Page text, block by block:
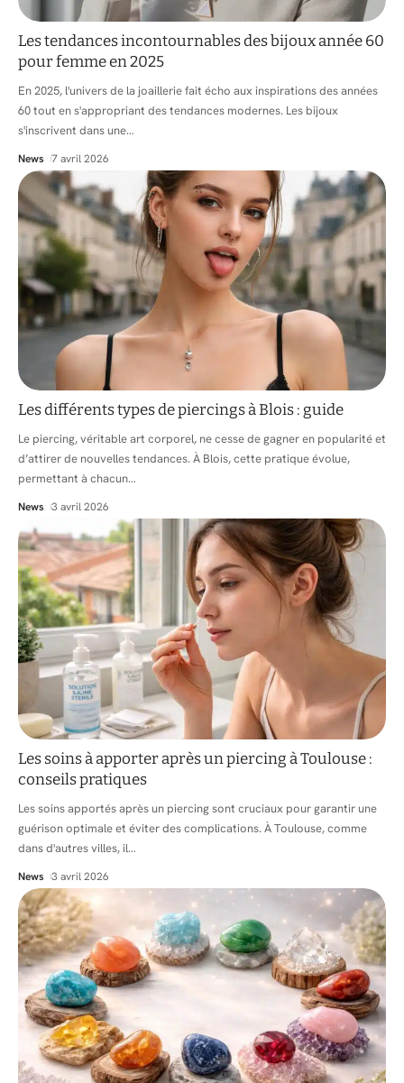
Les tendances incontournables des bijoux année 60
pour femme en 2025
En 2025, l'univers de la joaillerie fait écho aux inspirations des années
60 tout en s'appropriant des tendances modernes. Les bijoux
s'inscrivent dans une…
News 7 avril 2026
Les différents types de piercings à Blois : guide
Le piercing, véritable art corporel, ne cesse de gagner en popularité et
d’attirer de nouvelles tendances. À Blois, cette pratique évolue,
permettant à chacun…
News 3 avril 2026
Les soins à apporter après un piercing à Toulouse :
conseils pratiques
Les soins apportés après un piercing sont cruciaux pour garantir une
guérison optimale et éviter des complications. À Toulouse, comme
dans d'autres villes, il…
News 3 avril 2026